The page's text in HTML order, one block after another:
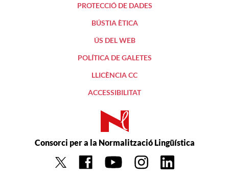
PROTECCIÓ DE DADES
BÚSTIA ÈTICA
ÚS DEL WEB
POLÍTICA DE GALETES
LLICÈNCIA CC
ACCESSIBILITAT
Consorci per a la Normalització Lingüística